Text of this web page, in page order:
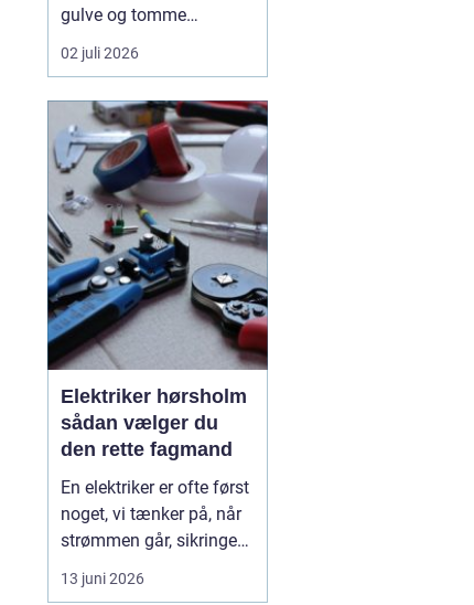
gulve og tomme
skraldespande.
Rengøringen påvirker
førstehåndsindtryk, hvor
længe de bliver i
butikken, og om de
vælger at komme igen.
Særligt i en
konkurrencepræget by
som København kan
målrettet ...
02 juli 2026
Elektriker hørsholm
sådan vælger du
den rette fagmand
En elektriker er ofte først
noget, vi tænker på, når
strømmen går, sikringen
springer, eller vi står med
en akut fejl på en
13 juni 2026